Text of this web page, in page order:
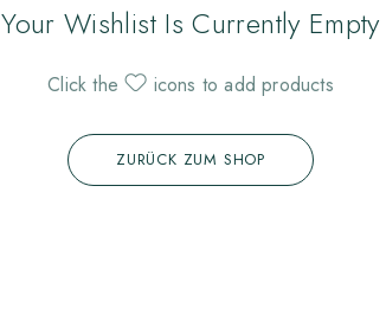
Your Wishlist Is Currently Empty
Click the icons to add products
ZURÜCK ZUM SHOP